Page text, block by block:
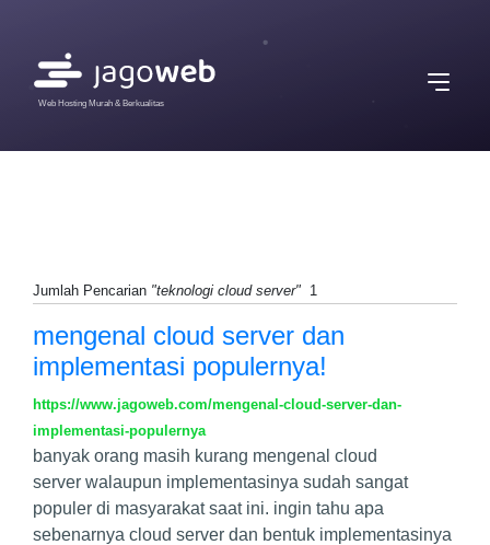
Web Hosting Murah & Berkualitas
Jumlah Pencarian "teknologi cloud server" 1
mengenal cloud server dan
implementasi populernya!
https://www.jagoweb.com/mengenal-cloud-server-dan-
implementasi-populernya
banyak orang masih kurang mengenal cloud
server walaupun implementasinya sudah sangat
populer di masyarakat saat ini. ingin tahu apa
sebenarnya cloud server dan bentuk implementasinya